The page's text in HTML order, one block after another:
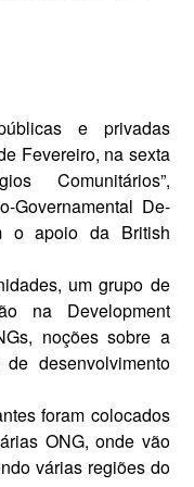
e privadas
Fevereiro, na sexta
Comunitários”,
Governamental De­
o apoio da British
um grupo de
na Deve­lopment
noções sobre a
desen­volvimento
foram colocados
ONG, onde vão
várias regiões do